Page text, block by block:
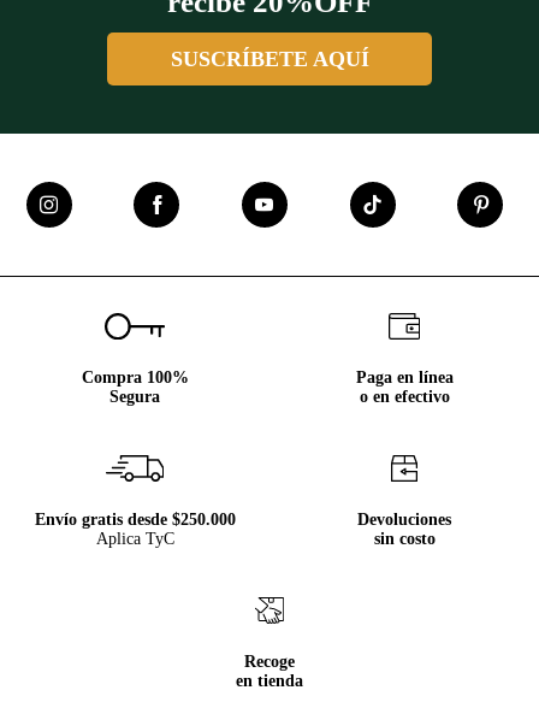
SUSCRÍBETE AQUÍ
Compra 100%
Segura
Paga en línea
o en efectivo
Envío gratis desde $250.000
Aplica TyC
Devoluciones
sin costo
Recoge
en tienda